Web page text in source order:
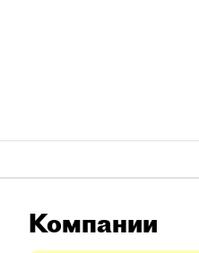
Компании